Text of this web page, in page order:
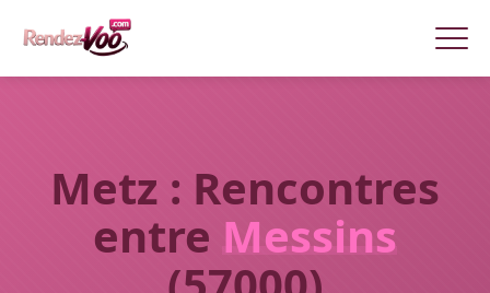
Metz : Rencontres
entre Messins